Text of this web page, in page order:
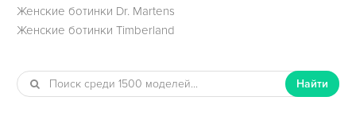
Женские ботинки Dr. Martens
Женские ботинки Timberland
Найти